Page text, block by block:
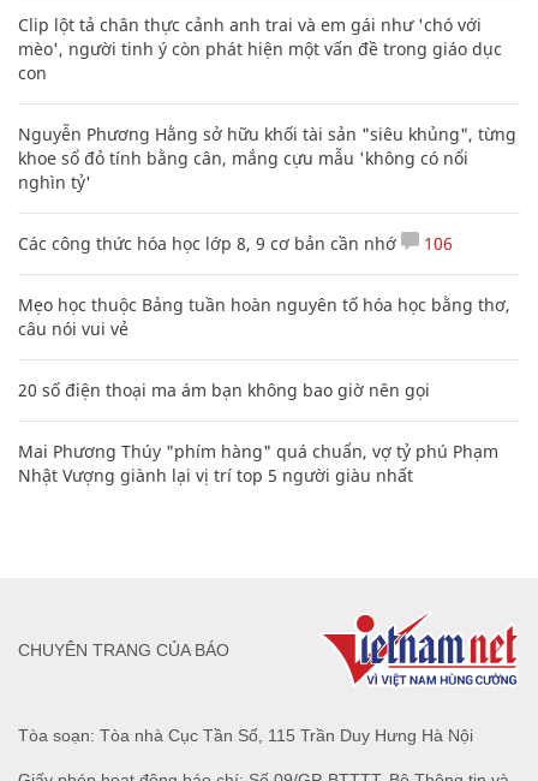
Clip lột tả chân thực cảnh anh trai và em gái như 'chó với
mèo', người tinh ý còn phát hiện một vấn đề trong giáo dục
con
Nguyễn Phương Hằng sở hữu khối tài sản "siêu khủng", từng
khoe sổ đỏ tính bằng cân, mắng cựu mẫu 'không có nổi
nghìn tỷ'
Các công thức hóa học lớp 8, 9 cơ bản cần nhớ 106
Mẹo học thuộc Bảng tuần hoàn nguyên tố hóa học bằng thơ,
câu nói vui vẻ
20 số điện thoại ma ám bạn không bao giờ nên gọi
Mai Phương Thúy "phím hàng" quá chuẩn, vợ tỷ phú Phạm
Nhật Vượng giành lại vị trí top 5 người giàu nhất
Tòa soạn: Tòa nhà Cục Tần Số, 115 Trần Duy Hưng Hà Nội
CHUYÊN TRANG CỦA BÁO